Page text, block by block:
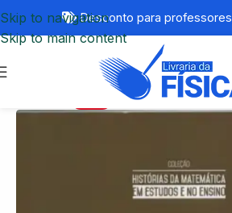
Skip to navigation
Skip to main content
Desconto para professores,